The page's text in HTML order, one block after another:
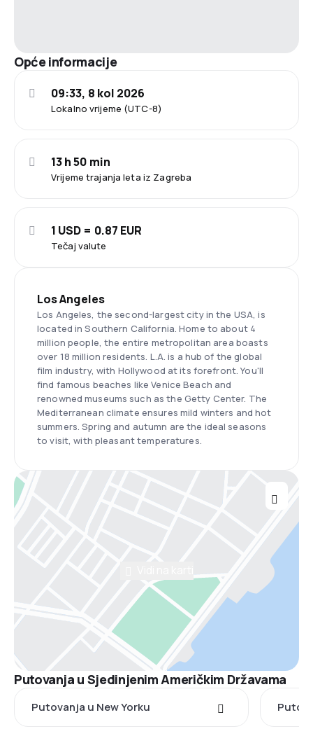
Opće informacije
Lokalno vrijeme (UTC-8)
09:33, 8 kol 2026
Vrijeme trajanja leta iz Zagreba
13 h 50 min
Tečaj valute
1 USD = 0.87 EUR
Los Angeles
Los Angeles, the second-largest city in the USA, is
located in Southern California. Home to about 4
million people, the entire metropolitan area boasts
over 18 million residents. L.A. is a hub of the global
film industry, with Hollywood at its forefront. You'll
find famous beaches like Venice Beach and
renowned museums such as the Getty Center. The
Mediterranean climate ensures mild winters and hot
summers. Spring and autumn are the ideal seasons
to visit, with pleasant temperatures.
Putovanja u Sjedinjenim Američkim Državama
Putovanja u New Yorku